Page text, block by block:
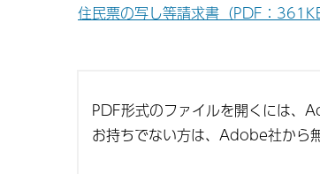
住民票の写し等請求書（PDF：361KB
PDF形式のファイルを開くには
お持ちでない方は、Adobe社から